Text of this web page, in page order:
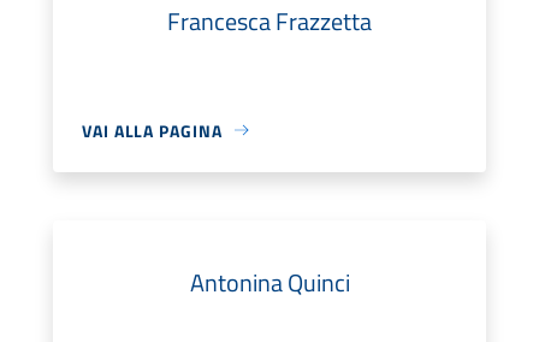
Francesca Frazzetta
VAI ALLA PAGINA
Antonina Quinci